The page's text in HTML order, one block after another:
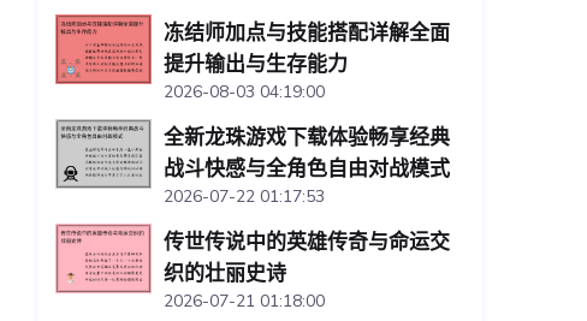
冻结师加点与技能搭配详解全面
提升输出与生存能力
2026-08-03 04:19:00
全新龙珠游戏下载体验畅享经典
战斗快感与全角色自由对战模式
2026-07-22 01:17:53
传世传说中的英雄传奇与命运交
织的壮丽史诗
2026-07-21 01:18:00